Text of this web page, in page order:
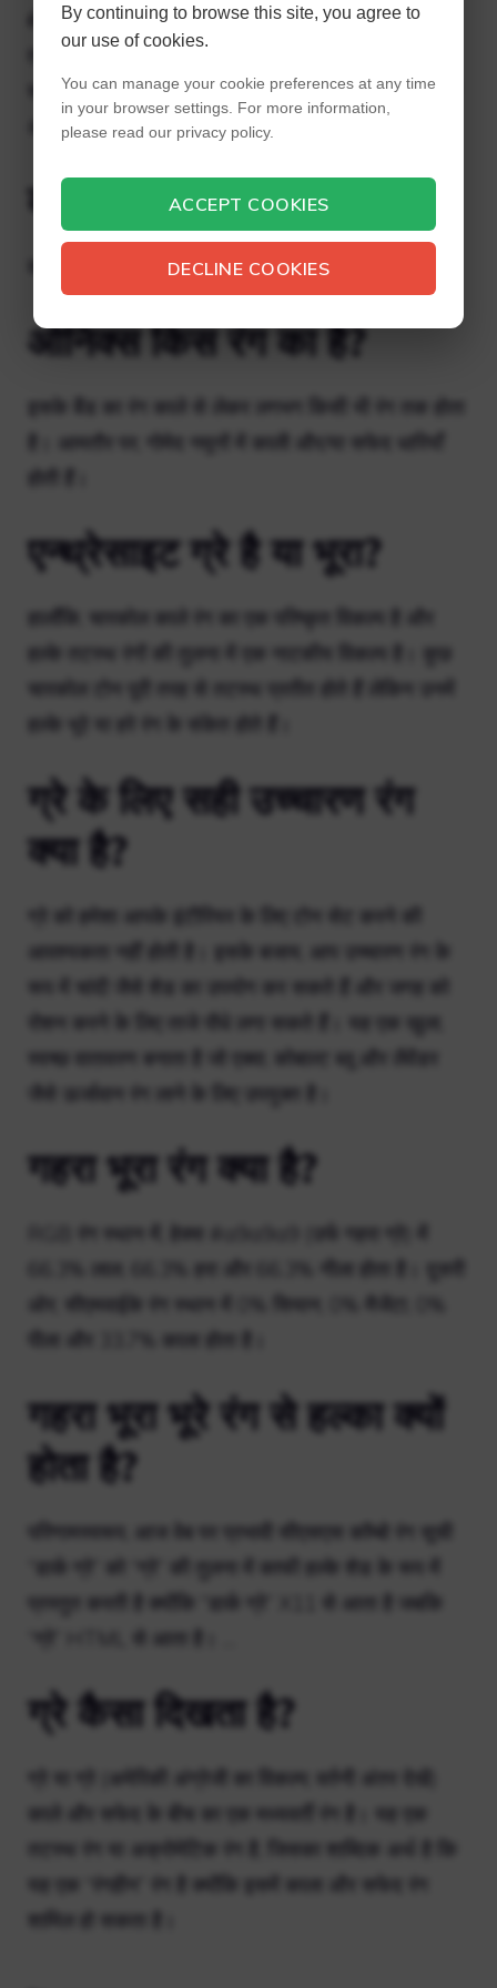
By continuing to browse this site, you agree to
our use of cookies.
You can manage your cookie preferences at any time
in your browser settings. For more information,
please read our privacy policy.
ACCEPT COOKIES
DECLINE COOKIES
क्षेत्र: एक काली वस्तु काली दिखाई दे सकती है, लेकिन
तकनीकी रूप से यह अभी भी प्रकाश को प्रतिबिंबित कर
सकती है। भौतिकी में, एक काला शरीर प्रकाश का एक आदर्श
अवशोषक है।
काले कितने प्रकार के होते हैं?
काले रंग के +50 शेड्स।
ओनिक्स किस रंग का है?
इसके बैंड का रंग काले से लेकर लगभग किसी भी रंग तक होता
है। आमतौर पर, गोमेद नमूनों में काली और/या सफेद धारियाँ
एन्थ्रेसाइट ग्रे है या भूरा?
हालाँकि, चारकोल काले रंग का एक परिष्कृत विकल्प है और
हल्के तटस्थ रंगों की तुलना में एक नाटकीय विकल्प है। कुछ
चारकोल टोन पूरी तरह से तटस्थ प्रतीत होते हैं लेकिन उनमें
हल्के भूरे या हरे रंग के संकेत होते हैं।
ग्रे के लिए सही उच्चारण रंग
क्या है?
ग्रे को हमेशा आपके इंटीरियर के लिए टोन सेट करने की
आवश्यकता नहीं होती है। इसके बजाय, आप उच्चारण रंग के
रूप में चांदी जैसे शेड का उपयोग कर सकते हैं और जगह को
रोशन करने के लिए ताजे पौधे लगा सकते हैं। यह एक खुला,
स्वच्छ वातावरण बनाता है जो एक्वा, कोबाल्ट ब्लू और लैवेंडर
जैसे ऊर्जावान रंग लाने के लिए उपयुक्त है।
गहरा भूरा रंग क्या है?
RGB रंग स्थान में, हेक्स #a9a9a9 (उर्फ गहरा ग्रे) में
66.3% लाल, 66.3% हरा और 66.3% नीला होता है। दूसरी
ओर, सीएमवाईके रंग स्थान में 0% सियान, 0% मैजेंटा, 0%
पीला और 33.7% काला होता है।
गहरा भूरा भूरे रंग से हल्का क्यों
होता है?
परिणामस्वरूप, आज वेब पर प्रभावी सीएसएस कॉम्बो रंग सूची
“डार्क ग्रे” को “ग्रे” की तुलना में काफी हल्के शेड के रूप में
प्रस्तुत करती है क्योंकि “डार्क ग्रे” X11 से आता है जबकि
“ग्रे” HTML से आता है। …
ग्रे कैसा दिखता है?
ग्रे या ग्रे (अमेरिकी अंग्रेजी का विकल्प; वर्तनी अंतर देखें)
काले और सफेद के बीच का एक मध्यवर्ती रंग है। यह एक
तटस्थ रंग या अक्रोमेटिक रंग है, जिसका शाब्दिक अर्थ है कि
यह एक “रंगहीन” रंग है क्योंकि इसमें काला और सफेद रंग
शामिल हो सकता है।